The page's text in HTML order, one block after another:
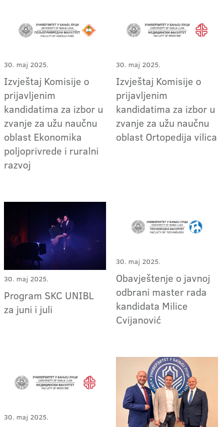
30. maj 2025.
Izvještaj Komisije o
prijavljenim
kandidatima za izbor u
zvanje za užu naučnu
oblast Ekonomika
poljoprivrede i ruralni
razvoj
30. maj 2025.
Izvještaj Komisije o
prijavljenim
kandidatima za izbor u
zvanje za užu naučnu
oblast Ortopedija vilica
30. maj 2025.
Program SKC UNIBL
za juni i juli
30. maj 2025.
Obavještenje o javnoj
odbrani master rada
kandidata Milice
Cvijanović
30. maj 2025.